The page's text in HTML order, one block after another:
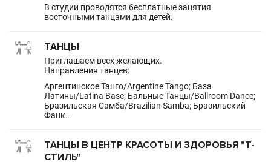
В студии проводятся бесплатные занятия
восточными танцами для детей.
ТАНЦЫ
Приглашаем всех желающих.
Направления танцев:
Аргентинское Танго/Argentine Tango; База
Латины/Latina Base; Бальные Танцы/Ballroom Dance;
Бразильская Самба/Brazilian Samba; Бразильский
Фанк…
ТАНЦЫ В ЦЕНТР КРАСОТЫ И ЗДОРОВЬЯ "Т-
СТИЛЬ"